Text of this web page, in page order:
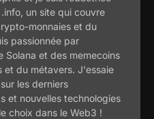
un site qui couvre
monnaies et du
passionnée par
Solana et des memecoins
et du métavers. J'essaie
les derniers
et nouvelles technologies
choix dans le Web3 !